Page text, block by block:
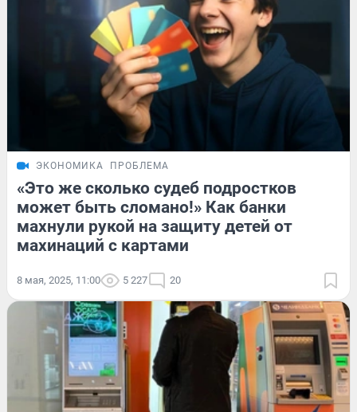
ЭКОНОМИКА ПРОБЛЕМА
«Это же сколько судеб подростков
может быть сломано!» Как банки
махнули рукой на защиту детей от
махинаций с картами
8 мая, 2025, 11:00 5 227 20